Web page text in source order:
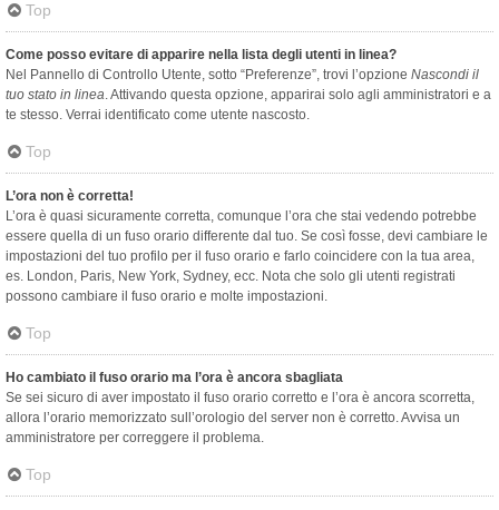
Top
Come posso evitare di apparire nella lista degli utenti in linea?
Nel Pannello di Controllo Utente, sotto “Preferenze”, trovi l’opzione Nascondi il
tuo stato in linea. Attivando questa opzione, apparirai solo agli amministratori e a
te stesso. Verrai identificato come utente nascosto.
Top
L’ora non è corretta!
L’ora è quasi sicuramente corretta, comunque l’ora che stai vedendo potrebbe
essere quella di un fuso orario differente dal tuo. Se così fosse, devi cambiare le
impostazioni del tuo profilo per il fuso orario e farlo coincidere con la tua area,
es. London, Paris, New York, Sydney, ecc. Nota che solo gli utenti registrati
possono cambiare il fuso orario e molte impostazioni.
Top
Ho cambiato il fuso orario ma l’ora è ancora sbagliata
Se sei sicuro di aver impostato il fuso orario corretto e l’ora è ancora scorretta,
allora l’orario memorizzato sull’orologio del server non è corretto. Avvisa un
amministratore per correggere il problema.
Top